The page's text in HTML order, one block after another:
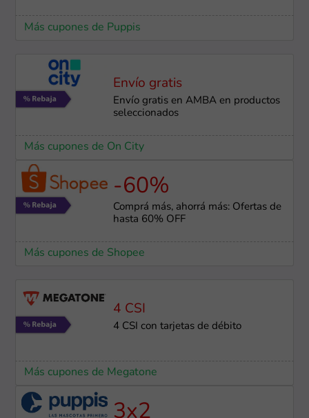
Más cupones de Puppis
Envío gratis
Envío gratis en AMBA en productos
seleccionados
Más cupones de On City
-60%
Comprá más, ahorrá más: Ofertas de
hasta 60% OFF
Más cupones de Shopee
4 CSI
4 CSI con tarjetas de débito
Más cupones de Megatone
3x2